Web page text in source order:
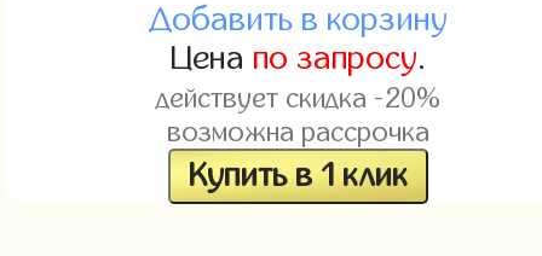
Добавить в корзину
Цена по запросу.
действует скидка -20%
возможна рассрочка
Купить в 1 клик